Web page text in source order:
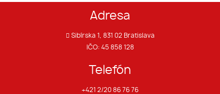
Adresa
Sibírska 1, 831 02 Bratislava
IČO: 45 858 128
Telefón
+421 2/20 86 76 76